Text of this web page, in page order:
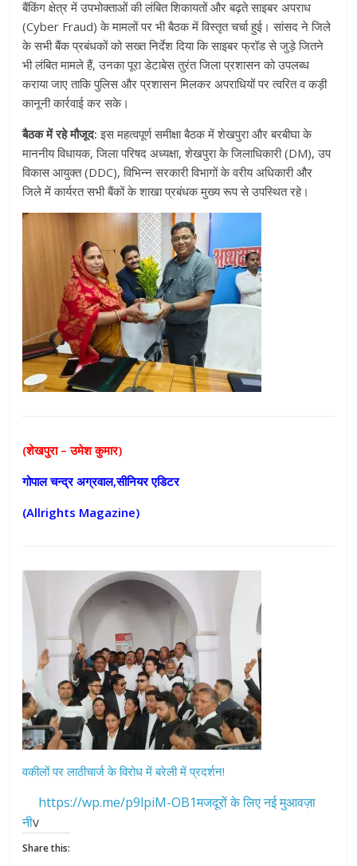
बैंकिंग क्षेत्र में उपभोक्ताओं की लंबित शिकायतों और बढ़ते साइबर अपराध
(Cyber Fraud) के मामलों पर भी बैठक में विस्तृत चर्चा हुई। सांसद ने जिले
के सभी बैंक प्रबंधकों को सख्त निर्देश दिया कि साइबर फ्रॉड से जुड़े जितने
भी लंबित मामले हैं, उनका पूरा डेटाबेस तुरंत जिला प्रशासन को उपलब्ध
कराया जाए ताकि पुलिस और प्रशासन मिलकर अपराधियों पर त्वरित व कड़ी
कानूनी कार्रवाई कर सके।
बैठक में रहे मौजूद: इस महत्वपूर्ण समीक्षा बैठक में शेखपुरा और बरबीघा के
माननीय विधायक, जिला परिषद अध्यक्षा, शेखपुरा के जिलाधिकारी (DM), उप
विकास आयुक्त (DDC), विभिन्न सरकारी विभागों के वरीय अधिकारी और
जिले में कार्यरत सभी बैंकों के शाखा प्रबंधक मुख्य रूप से उपस्थित रहे।
(शेखपुरा – उमेश कुमार)
गोपाल चन्द्र अग्रवाल,सीनियर एडिटर
(Allrights Magazine)
वकीलों पर लाठीचार्ज के विरोध में बरेली में प्रदर्शन!
https://wp.me/p9lpiM-OB1मजदूरों के लिए नई मुआवज़ा
नीv
Share this: